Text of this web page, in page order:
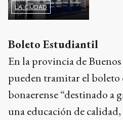
LA CIUDAD
Boleto Estudiantil
En la provincia de
pueden tramitar el
bonaerense “destinado a
una educación de